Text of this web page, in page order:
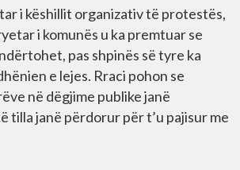
i këshillit organizativ të protestës,
i komunës u ka premtuar se
pas shpinës së tyre ka
e lejes. Rraci pohon se
në dëgjime publike janë
tilla janë përdorur për t’u pajisur me